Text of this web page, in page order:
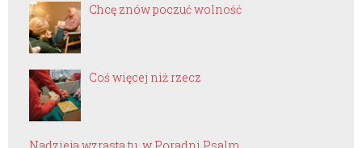
Chcę znów poczuć wolność
Coś więcej niż rzecz
Nadzieja wzrasta tu, w Poradni Psalm